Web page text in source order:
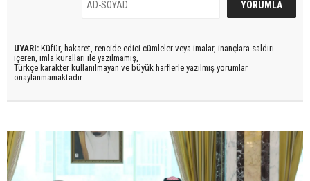
UYARI: Küfür, hakaret, rencide edici cümleler veya imalar, inançlara saldırı
içeren, imla kuralları ile yazılmamış,
Türkçe karakter kullanılmayan ve büyük harflerle yazılmış yorumlar
onaylanmamaktadır.